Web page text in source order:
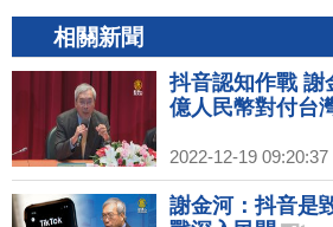
相關新聞
抖音認知作戰 謝
億人民幣對付台
2022-12-19 09:20:37
謝金河：抖音是